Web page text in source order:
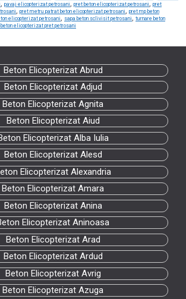
,pavaj elicopterizat petrosani,pret beton elicopterizat petrosani,pret
,pret metru patrat beton elicopterizat petrosani,pret mp beton
elicopterizat petrosani,sapa beton sclivisit petrosani,turnare beton
elicopterizat pret petrosani
Beton Elicopterizat Abrud
Beton Elicopterizat Adjud
Beton Elicopterizat Agnita
Beton Elicopterizat Aiud
Elicopterizat Alba Iulia
Beton Elicopterizat Alesd
Elicopterizat Alexandria
Beton Elicopterizat Amara
Beton Elicopterizat Anina
Elicopterizat Aninoasa
Beton Elicopterizat Arad
Beton Elicopterizat Ardud
Beton Elicopterizat Avrig
Beton Elicopterizat Azuga